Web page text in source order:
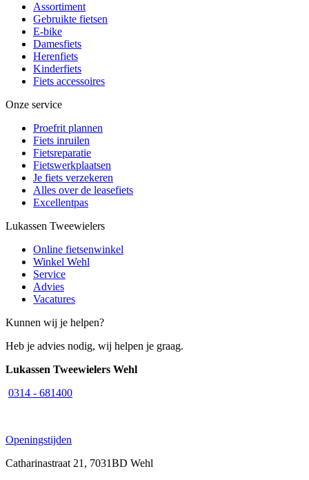
Assortiment
Gebruikte fietsen
E-bike
Damesfiets
Herenfiets
Kinderfiets
Fiets accessoires
Onze service
Proefrit plannen
Fiets inruilen
Fietsreparatie
Fietswerkplaatsen
Je fiets verzekeren
Alles over de leasefiets
Excellentpas
Lukassen Tweewielers
Online fietsenwinkel
Winkel Wehl
Service
Advies
Vacatures
Kunnen wij je helpen?
Heb je advies nodig, wij helpen je graag.
Lukassen Tweewielers Wehl
0314 - 681400
Openingstijden
Catharinastraat 21, 7031BD Wehl